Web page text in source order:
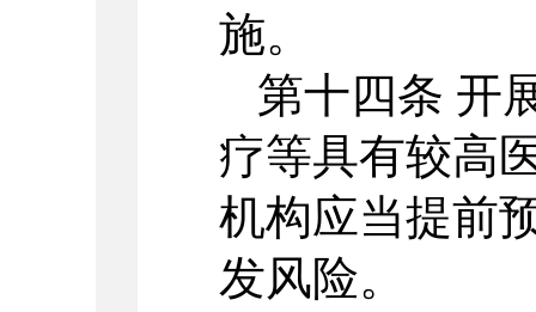
施。
第十四条 开
疗等具有较高
机构应当提前
发风险。